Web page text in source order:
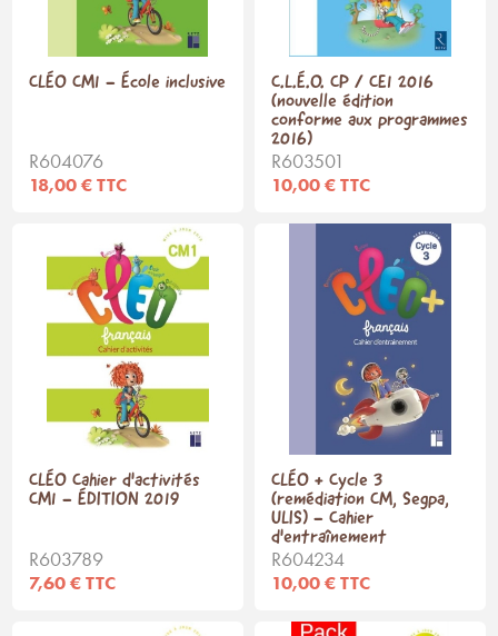
CLÉO CM1 - École inclusive
R604076
18,00 € TTC
C.L.É.O. CP / CE1 2016
(nouvelle édition
conforme aux programmes
2016)
R603501
10,00 € TTC
CLÉO Cahier d'activités
CM1 - ÉDITION 2019
R603789
7,60 € TTC
CLÉO + Cycle 3
(remédiation CM, Segpa,
ULIS) - Cahier
d'entraînement
R604234
10,00 € TTC